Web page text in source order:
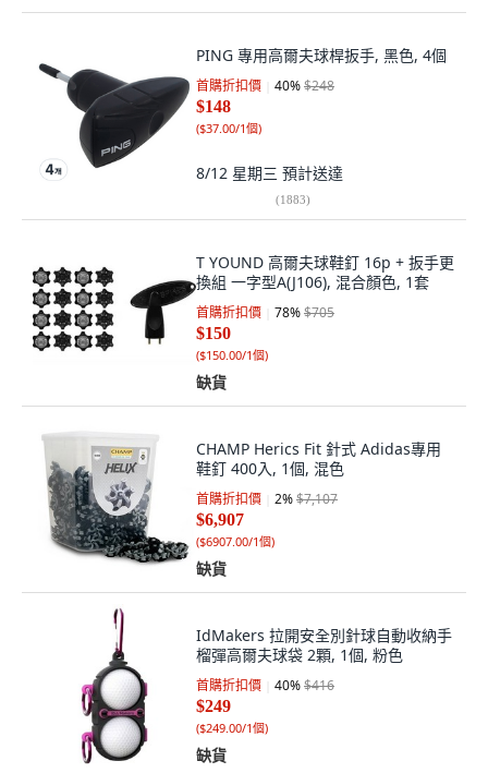
PING 專用高爾夫球桿扳手, 黑色, 4個
首購折扣價 40%$248
$148
($37.00/1個)
8/12 星期三 預計送達
(1883)
T YOUND 高爾夫球鞋釘 16p + 扳手更
換組 一字型A(J106), 混合顏色, 1套
首購折扣價 78%$705
$150
($150.00/1個)
缺貨
CHAMP Herics Fit 針式 Adidas專用
鞋釘 400入, 1個, 混色
首購折扣價 2%$7,107
$6,907
($6907.00/1個)
缺貨
IdMakers 拉開安全別針球自動收納手
榴彈高爾夫球袋 2顆, 1個, 粉色
首購折扣價 40%$416
$249
($249.00/1個)
缺貨